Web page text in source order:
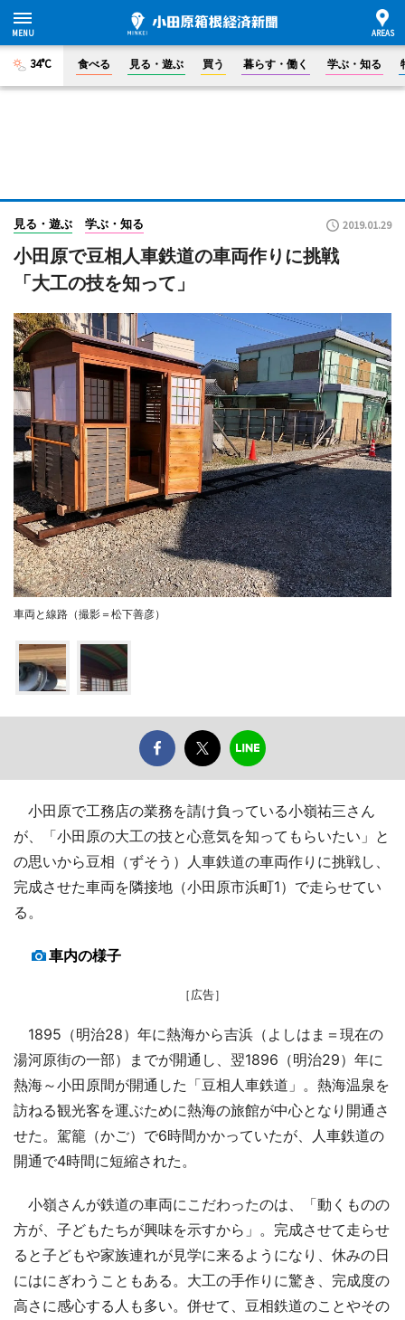
34°C 食べる 見る・遊ぶ 買う 暮らす・働く 学ぶ・知る
見る・遊ぶ 学ぶ・知る 2019.01.29
小田原で豆相人車鉄道の車両作りに挑戦
「大工の技を知って」
車両と線路（撮影＝松下善彦）
小田原で工務店の業務を請け負っている小嶺祐三さん
が、「小田原の大工の技と心意気を知ってもらいたい」と
の思いから豆相（ずそう）人車鉄道の車両作りに挑戦し、
完成させた車両を隣接地（小田原市浜町1）で走らせてい
る。
車内の様子
［広告］
1895（明治28）年に熱海から吉浜（よしはま＝現在の
湯河原街の一部）までが開通し、翌1896（明治29）年に
熱海～小田原間が開通した「豆相人車鉄道」。熱海温泉を
訪ねる観光客を運ぶために熱海の旅館が中心となり開通さ
せた。駕籠（かご）で6時間かかっていたが、人車鉄道の
開通で4時間に短縮された。
小嶺さんが鉄道の車両にこだわったのは、「動くものの
方が、子どもたちが興味を示すから」。完成させて走らせ
ると子どもや家族連れが見学に来るようになり、休みの日
にはにぎわうこともある。大工の手作りに驚き、完成度の
高さに感心する人も多い。併せて、豆相鉄道のことやその